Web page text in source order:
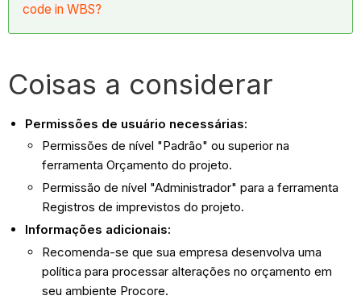
code in WBS?
Coisas a considerar
Permissões de usuário necessárias:
Permissões de nível "Padrão" ou superior na
ferramenta Orçamento do projeto.
Permissão de nível "Administrador" para a ferramenta
Registros de imprevistos do projeto.
Informações adicionais:
Recomenda-se que sua empresa desenvolva uma
política para processar alterações no orçamento em
seu ambiente Procore.